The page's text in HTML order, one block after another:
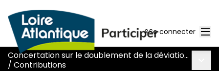
Se connecter
Concertation sur le doublement de la déviation de Chaumes-en-Retz - route Nantes-Pornic
/ Contributions